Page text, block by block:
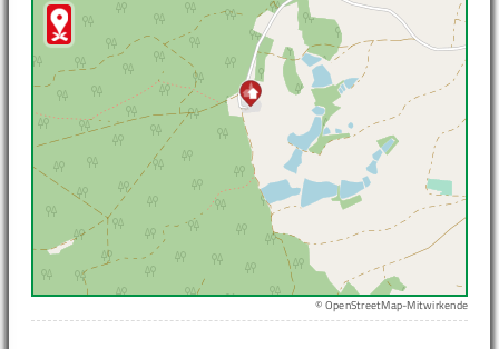
© OpenStreetMap-Mitwirkende